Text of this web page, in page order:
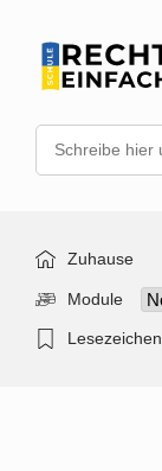
Zuhause
Module
Lesezeichen